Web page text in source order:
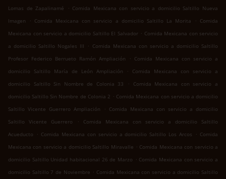
Lomas de Zapalinamé
. Comida Mexicana con servicio a domicilio Saltillo Nueva
Imagen
. Comida Mexicana con servicio a domicilio Saltillo La Morita . Comida
Mexicana con servicio a domicilio Saltillo El Salvador . Comida Mexicana con servicio
a domicilio Saltillo Nogales III
. Comida Mexicana con servicio a domicilio Saltillo
Profesor Federico Berrueto Ramón Ampliación
. Comida Mexicana con servicio a
domicilio Saltillo María de León Ampliación
.
Comida Mexicana con servicio a
domicilio Saltillo Sin Nombre de Colonia 33
.
Comida Mexicana con servicio a
domicilio Saltillo Sin Nombre de Colonia 2 . Comida Mexicana con servicio a domicilio
Saltillo Vicente Guerrero Ampliación
. Comida Mexicana con servicio a domicilio
Saltillo Vicente Guerrero
.
Comida Mexicana con servicio a domicilio Saltillo
Acueducto
. Comida Mexicana con servicio a domicilio Saltillo Los Arcos . Comida
Mexicana con servicio a domicilio Saltillo Miravalle . Comida Mexicana con servicio a
domicilio Saltillo Unidad habitacional 26 de Marzo . Comida Mexicana con servicio a
domicilio Saltillo 7 de Noviembre . Comida Mexicana con servicio a domicilio Saltillo